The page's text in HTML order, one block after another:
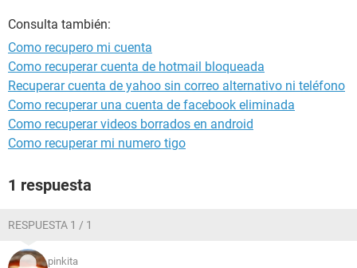
Consulta también:
Como recupero mi cuenta
Como recuperar cuenta de hotmail bloqueada
Recuperar cuenta de yahoo sin correo alternativo ni teléfono
Como recuperar una cuenta de facebook eliminada
Como recuperar videos borrados en android
Como recuperar mi numero tigo
1 respuesta
RESPUESTA 1 / 1
pinkita